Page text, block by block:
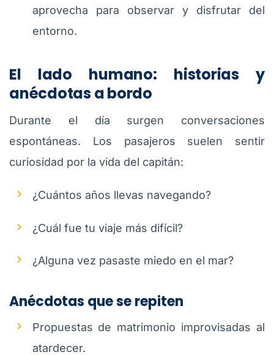
aprovecha para observar y disfrutar del
entorno.
El lado humano: historias y
anécdotas a bordo
Durante el día surgen conversaciones
espontáneas. Los pasajeros suelen sentir
curiosidad por la vida del capitán:
¿Cuántos años llevas navegando?
¿Cuál fue tu viaje más difícil?
¿Alguna vez pasaste miedo en el mar?
Anécdotas que se repiten
Propuestas de matrimonio improvisadas al
atardecer.